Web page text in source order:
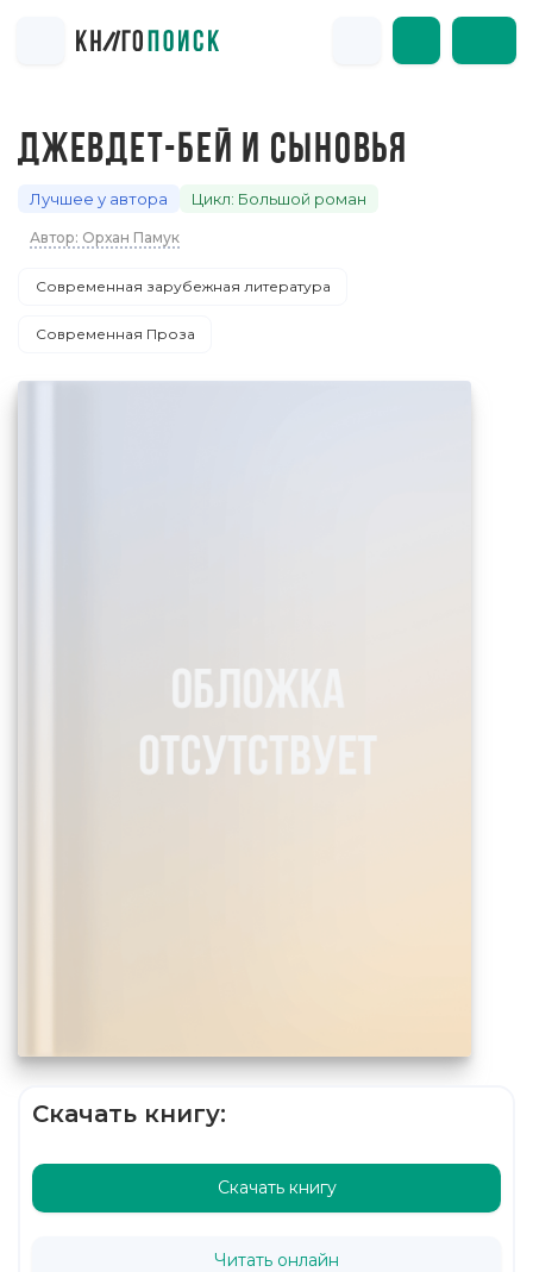
ДЖЕВДЕТ-БЕЙ И СЫНОВЬЯ
Лучшее у автора Цикл: Большой роман
Автор: Орхан Памук
Современная зарубежная литература
Современная Проза
Скачать книгу:
Скачать книгу
Читать онлайн